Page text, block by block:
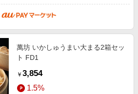
萬坊 いかしゅうまい大まる2箱セッ
ト FD1
￥ 3,854
1.5%